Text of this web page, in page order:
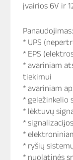
įvairios 6V ir
Panaudojimas:
* UPS
* EPS
* avariniam
tiekimui
* avariniam
* geležinkelio
* lėktuvų
*
*
* ryšių
* nuolatinės